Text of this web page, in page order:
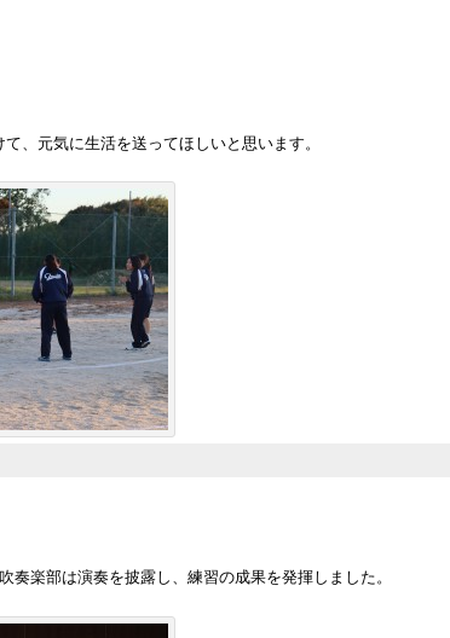
、元気に生活を送ってほしいと思います。
楽部は演奏を披露し、練習の成果を発揮しました。